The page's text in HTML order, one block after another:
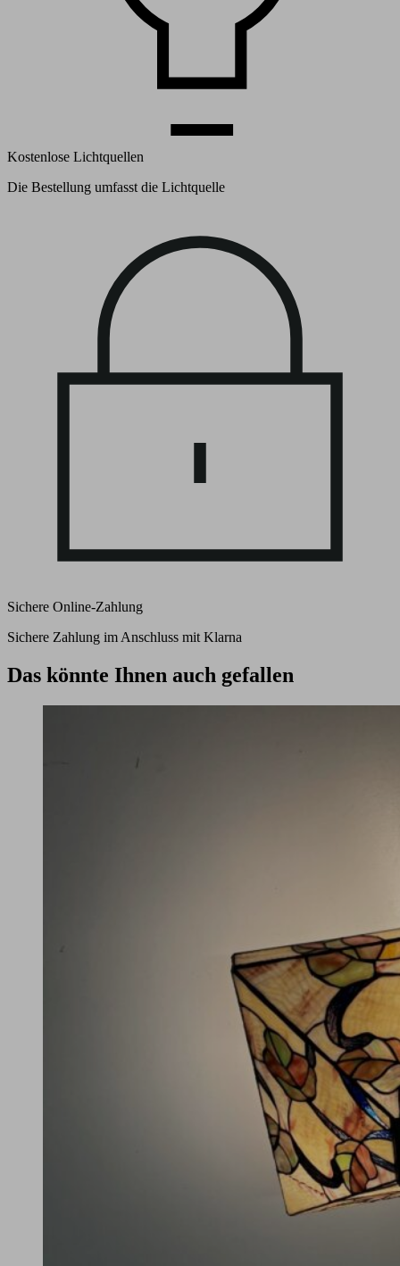
Kostenlose Lichtquellen
Die Bestellung umfasst die Lichtquelle
Sichere Online-Zahlung
Sichere Zahlung im Anschluss mit Klarna
Das könnte Ihnen auch gefallen